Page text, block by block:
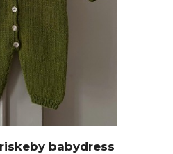
babydress